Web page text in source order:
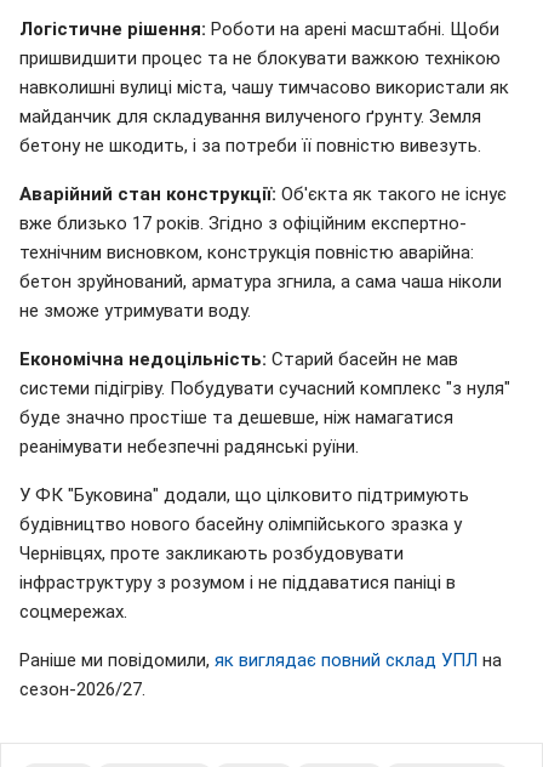
Логістичне рішення: Роботи на арені масштабні. Щоби
пришвидшити процес та не блокувати важкою технікою
навколишні вулиці міста, чашу тимчасово використали як
майданчик для складування вилученого ґрунту. Земля
бетону не шкодить, і за потреби її повністю вивезуть.
Аварійний стан конструкції: Об'єкта як такого не існує
вже близько 17 років. Згідно з офіційним експертно-
технічним висновком, конструкція повністю аварійна:
бетон зруйнований, арматура згнила, а сама чаша ніколи
не зможе утримувати воду.
Економічна недоцільність: Старий басейн не мав
системи підігріву. Побудувати сучасний комплекс "з нуля"
буде значно простіше та дешевше, ніж намагатися
реанімувати небезпечні радянські руїни.
У ФК "Буковина" додали, що цілковито підтримують
будівництво нового басейну олімпійського зразка у
Чернівцях, проте закликають розбудовувати
інфраструктуру з розумом і не піддаватися паніці в
соцмережах.
Раніше ми повідомили, як виглядає повний склад УПЛ на
сезон-2026/27.